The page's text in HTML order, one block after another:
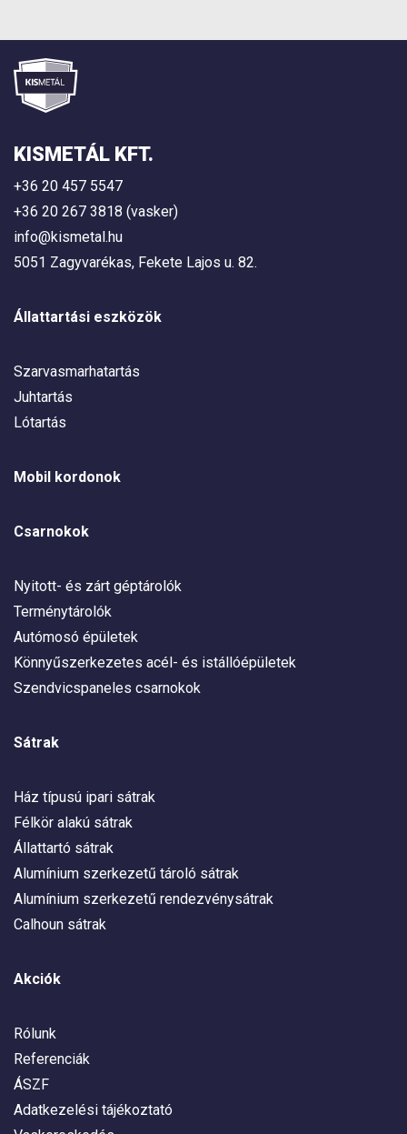
KISMETÁL KFT.
+36 20 457 5547
+36 20 267 3818 (vasker)
info@kismetal.hu
5051 Zagyvarékas, Fekete Lajos u. 82.
Állattartási eszközök
Szarvasmarhatartás
Juhtartás
Lótartás
Mobil kordonok
Csarnokok
Nyitott- és zárt géptárolók
Terménytárolók
Autómosó épületek
Könnyűszerkezetes acél- és istállóépületek
Szendvicspaneles csarnokok
Sátrak
Ház típusú ipari sátrak
Félkör alakú sátrak
Állattartó sátrak
Alumínium szerkezetű tároló sátrak
Alumínium szerkezetű rendezvénysátrak
Calhoun sátrak
Akciók
Rólunk
Referenciák
ÁSZF
Adatkezelési tájékoztató